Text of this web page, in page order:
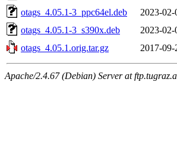
otags_4.05.1-3_ppc64el.deb
2023-
otags_4.05.1-3_s390x.deb
2023-
otags_4.05.1.orig.tar.gz
2017-
Apache/2.4.67 (Debian) Server at